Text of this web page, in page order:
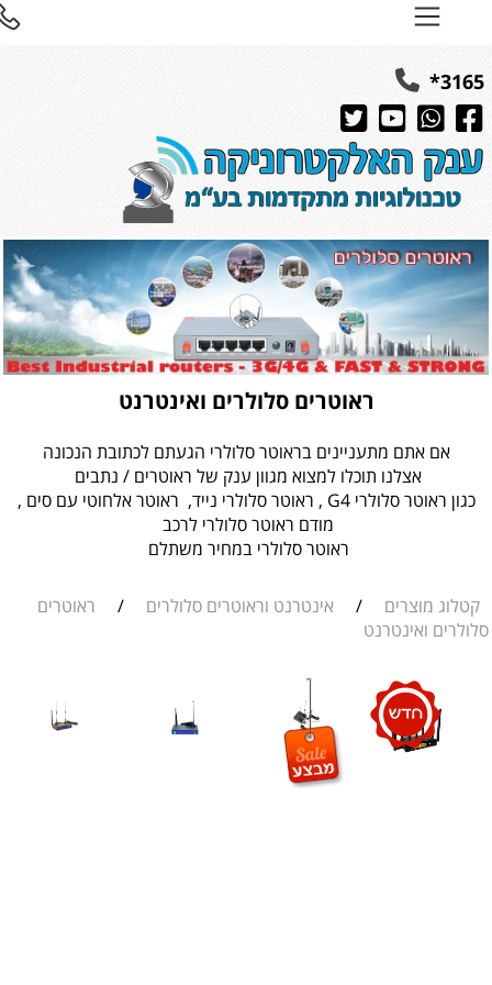
ראוטרים סלולרים ואינטרנט
אם אתם מתעניינים בראוטר סלולרי הגעתם לכתובת הנכונה
אצלנו תוכלו למצוא מגוון ענק של ראוטרים / נתבים
כגון ראוטר סלולרי G4 , ראוטר סלולרי נייד, ראוטר אלחוטי עם סים ,
מודם ראוטר סלולרי לרכב
ראוטר סלולרי במחיר משתלם
מוצרים אינטרנט וראוטרים סלולרים
ראוטרים
ואינטרנט